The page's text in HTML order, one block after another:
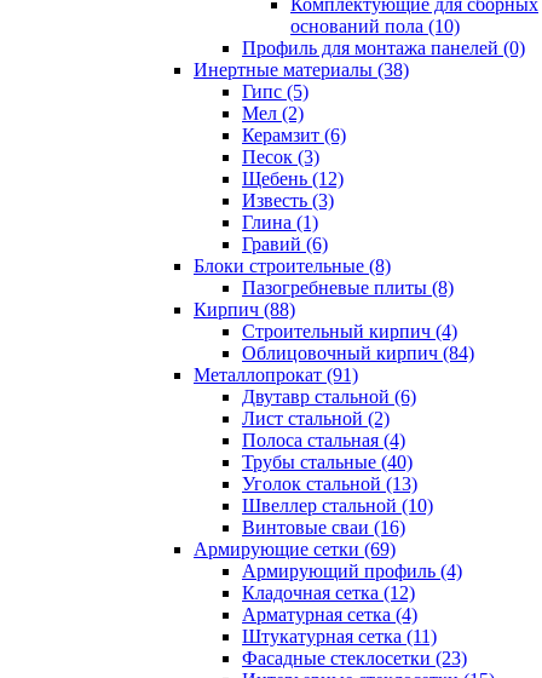
Комплектующие для сборных
оснований пола (10)
Профиль для монтажа панелей (0)
Инертные материалы (38)
Гипс (5)
Мел (2)
Керамзит (6)
Песок (3)
Щебень (12)
Известь (3)
Глина (1)
Гравий (6)
Блоки строительные (8)
Пазогребневые плиты (8)
Кирпич (88)
Строительный кирпич (4)
Облицовочный кирпич (84)
Металлопрокат (91)
Двутавр стальной (6)
Лист стальной (2)
Полоса стальная (4)
Трубы стальные (40)
Уголок стальной (13)
Швеллер стальной (10)
Винтовые сваи (16)
Армирующие сетки (69)
Армирующий профиль (4)
Кладочная сетка (12)
Арматурная сетка (4)
Штукатурная сетка (11)
Фасадные стеклосетки (23)